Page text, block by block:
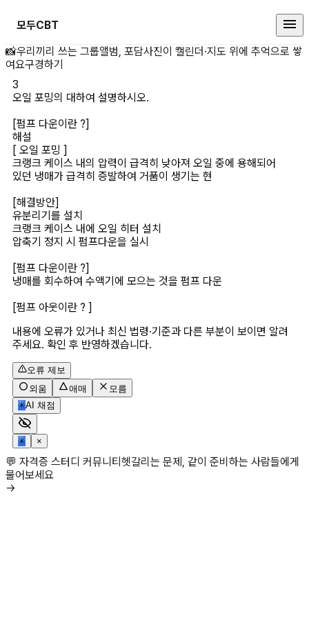
모두CBT
오일 포밍의 대하여 설명하시오. [
📸우리끼리 쓰는 그룹앨범, 포담사진이 캘린더·지도 위에 추억으로 쌓
여요구경하기
3
오일 포밍의 대하여 설명하시오.
해설
[ 오일 포밍 ]
크랭크 케이스 내의 압력이 급격히 낮아져 오일 중에 용해되어
있던 냉매가 급격히 증발하여 거품이 생기는 현
[해결방안]
유분리기를 설치
크랭크 케이스 내에 오일 히터 설치
압축기 정지 시 펌프다운을 실시
[펌프 다운이란 ?]
냉매를 회수하여 수액기에 모으는 것을 펌프 다운
내용에 오류가 있거나 최신 법령·기준과 다른 부분이 보이면 알려
주세요. 확인 후 반영하겠습니다.
오류 제보
외움
애매
모름
✳AI 채점
✳ ×
💬 자격증 스터디 커뮤니티헷갈리는 문제, 같이 준비하는 사람들에게
물어보세요
→